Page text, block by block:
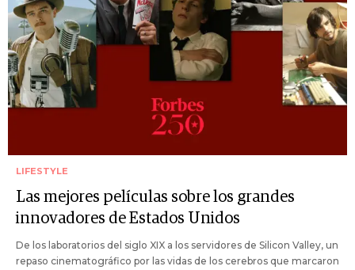
LIFESTYLE
Las mejores películas sobre los grandes
innovadores de Estados Unidos
De los laboratorios del siglo XIX a los servidores de Silicon Valley, un
repaso cinematográfico por las vidas de los cerebros que marcaron